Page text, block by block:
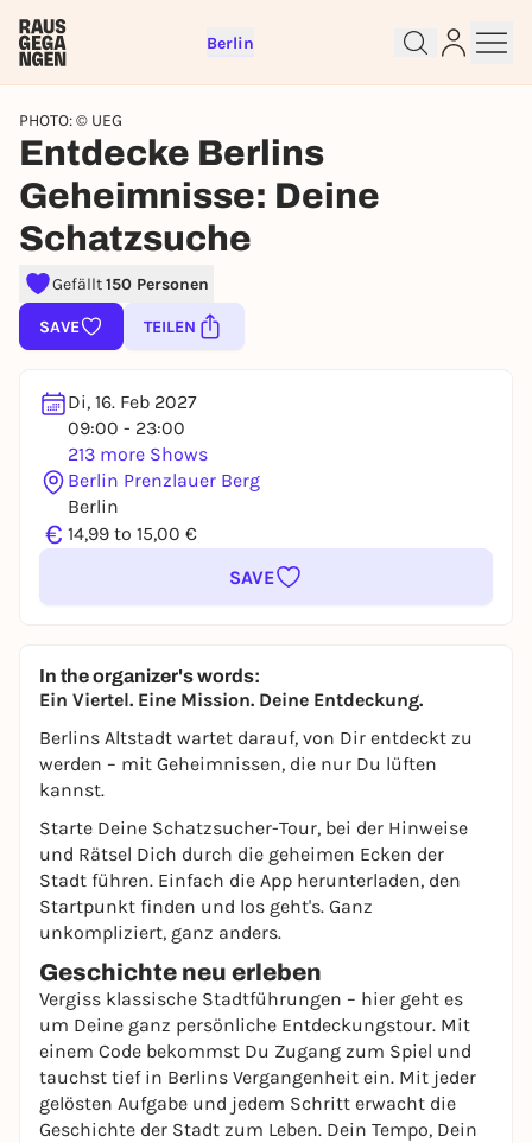
Berlin
PHOTO: © UEG
Entdecke Berlins
Geheimnisse: Deine
Schatzsuche
Gefällt150 Personen
SAVE TEILEN
Di, 16. Feb 2027
09:00 - 23:00
213 more Shows
Berlin Prenzlauer Berg
Berlin
€ 14,99 to 15,00 €
SAVE
In the organizer's words:
Ein Viertel. Eine Mission. Deine Entdeckung.
Berlins Altstadt wartet darauf, von Dir entdeckt zu
werden – mit Geheimnissen, die nur Du lüften
kannst.
Starte Deine Schatzsucher-Tour, bei der Hinweise
und Rätsel Dich durch die geheimen Ecken der
Stadt führen. Einfach die App herunterladen, den
Startpunkt finden und los geht's. Ganz
unkompliziert, ganz anders.
Geschichte neu erleben
Vergiss klassische Stadtführungen – hier geht es
um Deine ganz persönliche Entdeckungstour. Mit
einem Code bekommst Du Zugang zum Spiel und
tauchst tief in Berlins Vergangenheit ein. Mit jeder
gelösten Aufgabe und jedem Schritt erwacht die
Geschichte der Stadt zum Leben. Dein Tempo, Dein
Sign up for free and get started
right away
lotteries, you need a free Rausgegangen account.
REGISTER FOR FREE NOW
You already have an account?